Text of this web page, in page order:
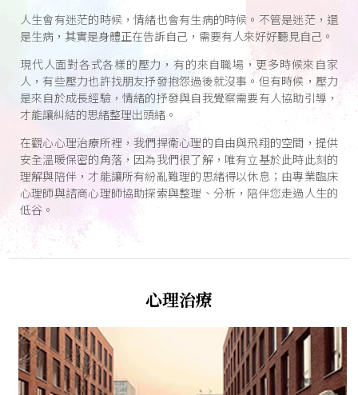
人生會有迷茫的時候，情緒也會有生病的時候。不管是迷茫，還
是生病，其實是身體正在告訴自己，需要有人來好好聽見自己。
現代人面對各式各樣的壓力，有的來自職場，更多時候來自家
人，有些壓力也許找朋友抒發抱怨過後就沒事。但有時候，壓力
是來自於成長經驗，情緒的抒發與自我覺察需要有人協助引導，
才能讓糾結的思緒整理出頭緒。
在觀心心理治療所裡，我們捍衛心理的自由與飛翔的空間，提供
安全溫暖保密的角落，因為我們很了解，唯有立基於此時此刻的
理解與陪伴，才能讓所有紛亂難理的思緒得以休息；由專業臨床
心理師與諮商心理師協助探索與整理、分析，陪伴您走過人生的
低谷。
心理治療